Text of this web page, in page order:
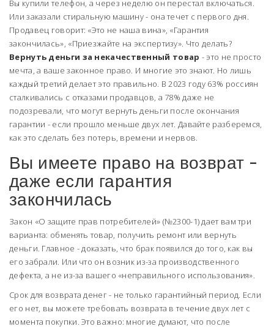
Вы купили телефон, а через неделю он перестал включаться.
Или заказали стиральную машину - она течет с первого дня.
Продавец говорит: «Это не наша вина», «Гарантия
закончилась», «Приезжайте на экспертизу». Что делать?
Вернуть деньги за некачественный товар - это не просто
мечта, а ваше законное право. И многие это знают. Но лишь
каждый третий делает это правильно. В 2023 году 63% россиян
сталкивались с отказами продавцов, а 78% даже не
подозревали, что могут вернуть деньги после окончания
гарантии - если прошло меньше двух лет. Давайте разберемся,
как это сделать без потерь, времени и нервов.
Вы имеете право на возврат -
даже если гарантия
закончилась
Закон «О защите прав потребителей» (№2300-1) дает вам три
варианта: обменять товар, получить ремонт или вернуть
деньги. Главное - доказать, что брак появился до того, как вы
его забрали. Или что он возник из-за производственного
дефекта, а не из-за вашего «неправильного использования».
Срок для возврата денег - не только гарантийный период. Если
его нет, вы можете требовать возврата в течение двух лет с
момента покупки. Это важно: многие думают, что после